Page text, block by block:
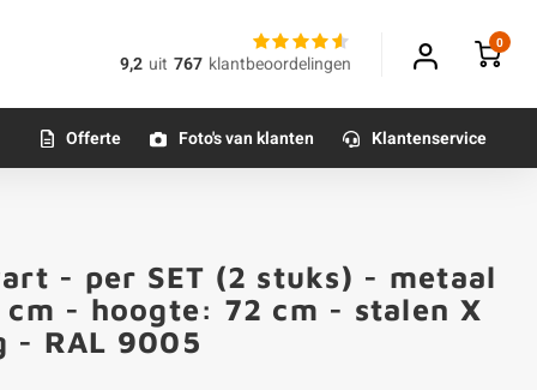
9,2 uit 767 klantbeoordelingen
0
Offerte Foto's van klanten Klantenservice
- per SET (2 stuks) - metaal
- hoogte: 72 cm - stalen X
- RAL 9005